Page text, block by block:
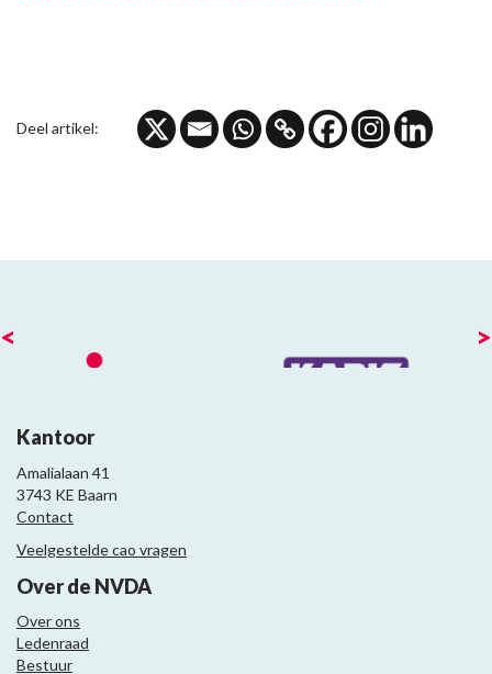
Deel artikel:
< >
Kantoor
Amalialaan 41
3743 KE Baarn
Contact
Veelgestelde cao vragen
Over de NVDA
Over ons
Ledenraad
Bestuur